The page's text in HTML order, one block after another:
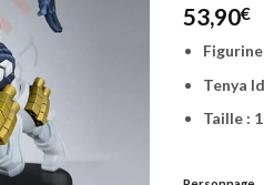
53,90€
Tenya
Taille :